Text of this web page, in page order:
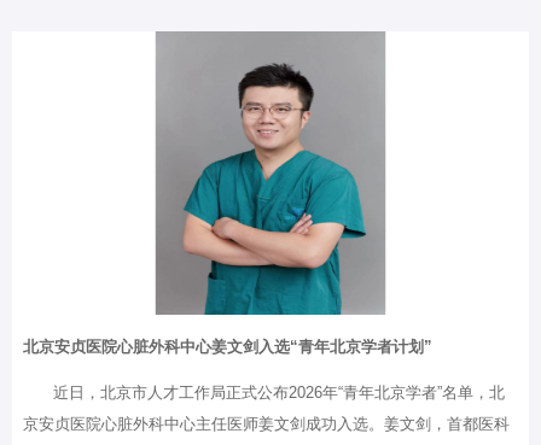
医疗中心建设输出医院的综合实力。面向新征程，张宏家对新职工提出
五点期望：一是坚守医者初心，牢记“健康所系、性命相托”的誓言，始
终把患者需求放在首位，做有温度的医者；二是勤学深耕，医学知识迭
代更新快，要在夯实“三基”基础上紧跟学科前沿，以更优技术造福患
北京安贞医院心脏外科中心姜文剑入选“青年北京学者计划”
近日，北京市人才工作局正式公布2026年“青年北京学者”名单，北
京安贞医院心脏外科中心主任医师姜文剑成功入选。姜文剑，首都医科